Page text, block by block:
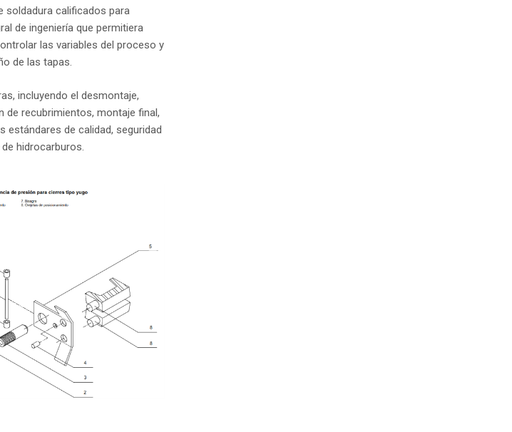
soldadura calificados para
de ingeniería que permitiera
las variables del proceso y
de las tapas.
incluyendo el desmontaje,
de recubrimientos, montaje final,
estándares de calidad, seguridad
hidrocarburos.